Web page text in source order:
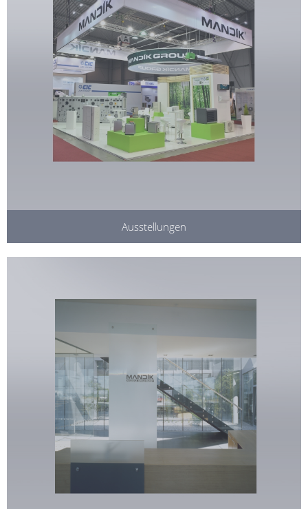
Ausstellungen